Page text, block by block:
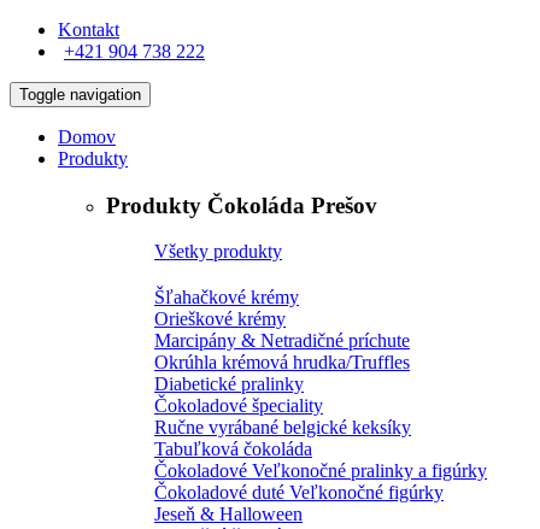
Kontakt
+421 904 738 222
Toggle navigation
Domov
Produkty
Produkty Čokoláda Prešov
Všetky produkty
Šľahačkové krémy
Orieškové krémy
Marcipány & Netradičné príchute
Okrúhla krémová hrudka/Truffles
Diabetické pralinky
Čokoladové špeciality
Ručne vyrábané belgické keksíky
Tabuľková čokoláda
Čokoladové Veľkonočné pralinky a figúrky
Čokoladové duté Veľkonočné figúrky
Jeseň & Halloween